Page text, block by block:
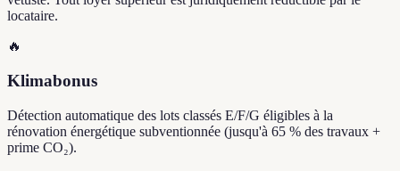
locataire.
🔥
Klimabonus
Détection automatique des lots classés E/F/G éligibles à la
rénovation énergétique subventionnée (jusqu'à 65 % des travaux +
prime CO₂).